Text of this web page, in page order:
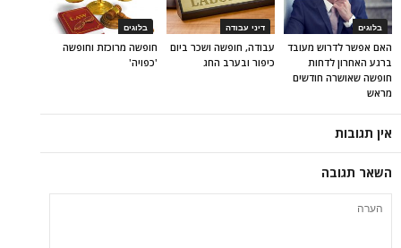
בלוגים
חופשה מרוכזת וחופשה
'כפויה'
דיני עבודה
עבודה, חופשה ושכר ביום
כיפור ובערב החג
בלוגים
האם אפשר לדרוש מעובד
ברגע האחרון לדחות
חופשה שאושרה חודשים
מראש
אין תגובות
השאר תגובה